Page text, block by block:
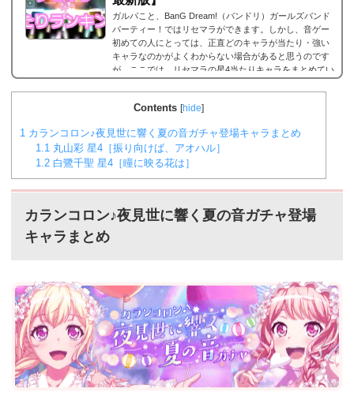
ガルパこと、BanG Dream!（バンドリ）ガールズバンド
パーティー！ではリセマラができます。しかし、音ゲー
初めての人にとっては、正直どのキャラが当たり・強い
キャラなのかがよくわからない場合があると思うのです
が、ここでは、リセマラの星4当たりキャラをまとめてい
ラのやり方は以下のリンクで。2023年9月29日更新バン
当たりランキングの前に、バンドリ！ガルパにおける...
Contents [hide]
1 カランコロン♪夜見世に響く夏の音ガチャ登場キャラまとめ
1.1 丸山彩 星4［振り向けば、アオハル］
1.2 白鷺千聖 星4［瞳に映る花は］
カランコロン♪夜見世に響く夏の音ガチャ登場
キャラまとめ